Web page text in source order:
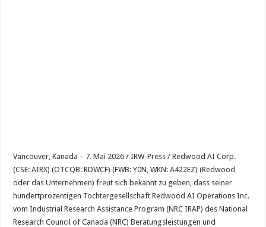
Vancouver, Kanada – 7. Mai 2026 / IRW-Press / Redwood AI Corp.
(CSE: AIRX) (OTCQB: RDWCF) (FWB: Y0N, WKN: A422EZ) (Redwood
oder das Unternehmen) freut sich bekannt zu geben, dass seiner
hundertprozentigen Tochtergesellschaft Redwood AI Operations Inc.
vom Industrial Research Assistance Program (NRC IRAP) des National
Research Council of Canada (NRC) Beratungsleistungen und